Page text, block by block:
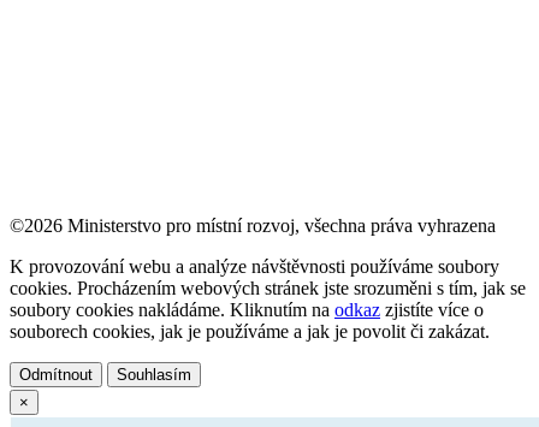
©2026 Ministerstvo pro místní rozvoj, všechna práva vyhrazena
K provozování webu a analýze návštěvnosti používáme soubory
cookies. Procházením webových stránek jste srozuměni s tím, jak se
soubory cookies nakládáme. Kliknutím na odkaz zjistíte více o
souborech cookies, jak je používáme a jak je povolit či zakázat.
Odmítnout
Souhlasím
×